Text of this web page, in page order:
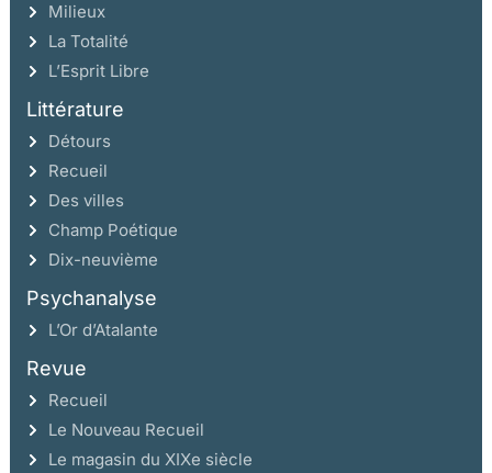
Milieux
La Totalité
L’Esprit Libre
Littérature
Détours
Recueil
Des villes
Champ Poétique
Dix-neuvième
Psychanalyse
L’Or d’Atalante
Revue
Recueil
Le Nouveau Recueil
Le magasin du XIXe siècle